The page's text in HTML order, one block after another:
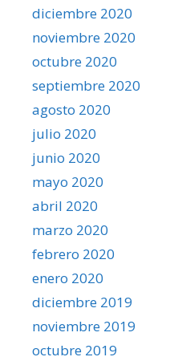
diciembre 2020
noviembre 2020
octubre 2020
septiembre 2020
agosto 2020
julio 2020
junio 2020
mayo 2020
abril 2020
marzo 2020
febrero 2020
enero 2020
diciembre 2019
noviembre 2019
octubre 2019